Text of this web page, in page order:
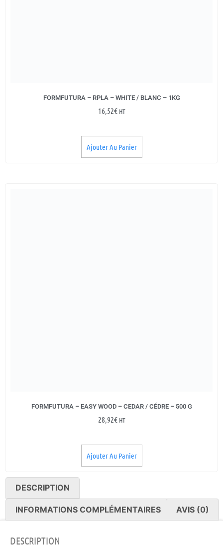
FORMFUTURA – RPLA – WHITE / BLANC – 1KG
16,52€ HT
Ajouter Au Panier
FORMFUTURA – EASY WOOD – CEDAR / CÉDRE – 500 G
28,92€ HT
Ajouter Au Panier
DESCRIPTION
INFORMATIONS COMPLÉMENTAIRES AVIS (0)
DESCRIPTION